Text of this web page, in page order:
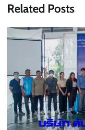
Related Posts